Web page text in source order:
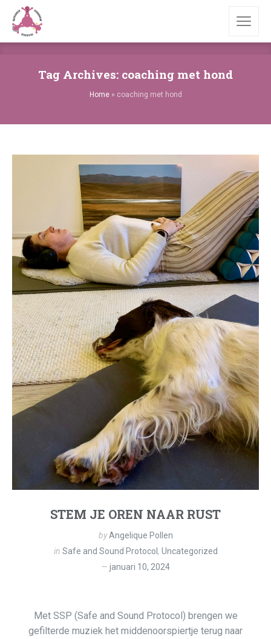
Tag Archives: coaching met hond
Home» coaching met hond
STEM JE OREN NAAR RUST
byAngelique Pollen
in Safe and Sound Protocol , Uncategorized
januari 10, 2024
Met SSP (Safe and Sound Protocol) brengen we
gefilterde muziek het middenoorspiertje terug naar